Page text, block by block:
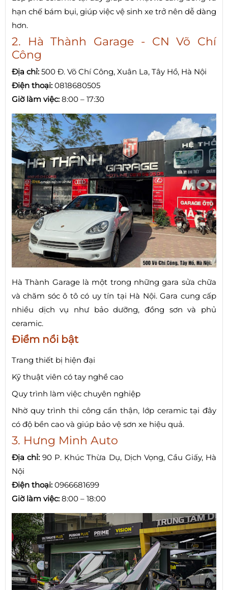
hạn chế bám bụi, giúp việc vệ sinh xe trở nên dễ dàng
hơn.
2. Hà Thành Garage - CN Võ Chí
Công
Địa chỉ: 500 Đ. Võ Chí Công, Xuân La, Tây Hồ, Hà Nội
Điện thoại: 0818680505
Giờ làm việc: 8:00 – 17:30
Hà Thành Garage là một trong những gara sửa chữa
và chăm sóc ô tô có uy tín tại Hà Nội. Gara cung cấp
nhiều dịch vụ như bảo dưỡng, đồng sơn và phủ
ceramic.
Điểm nổi bật
Trang thiết bị hiện đại
Kỹ thuật viên có tay nghề cao
Quy trình làm việc chuyên nghiệp
Nhờ quy trình thi công cẩn thận, lớp ceramic tại đây
có độ bền cao và giúp bảo vệ sơn xe hiệu quả.
3. Hưng Minh Auto
Địa chỉ: 90 P. Khúc Thừa Dụ, Dịch Vọng, Cầu Giấy, Hà
Nội
Điện thoại: 0966681699
Giờ làm việc: 8:00 – 18:00